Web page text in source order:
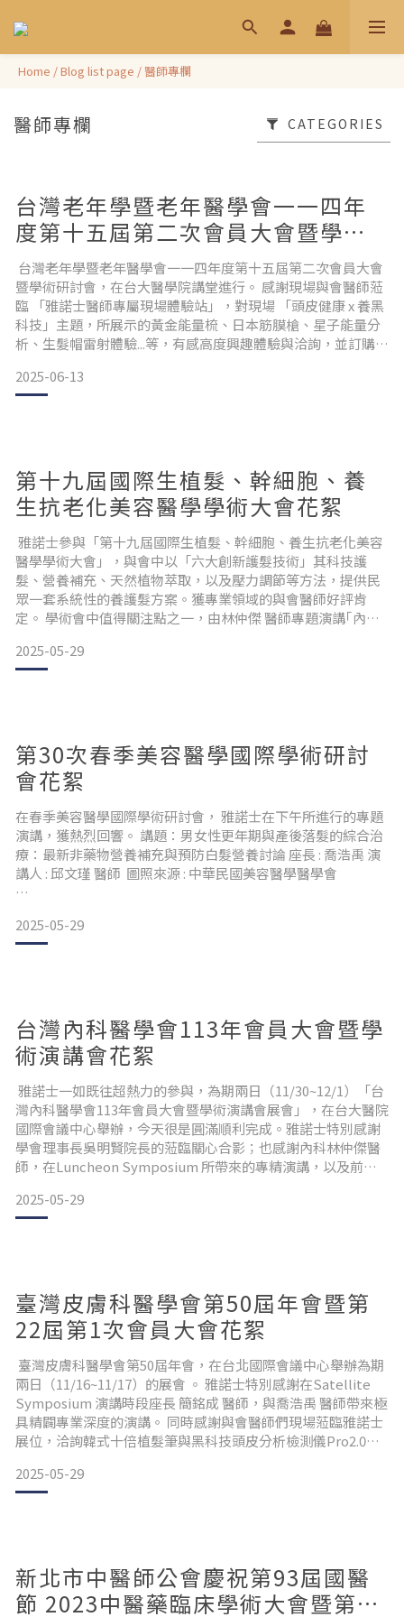
Home /Blog list page /醫師專欄
醫師專欄 CATEGORIES
台灣老年學暨老年醫學會一一四年
度第十五屆第二次會員大會暨學術
研討會花絮
台灣老年學暨老年醫學會一一四年度第十五屆第二次會員大會
暨學術研討會，在台大醫學院講堂進行。 感謝現場與會醫師蒞
臨 「雅諾士醫師專屬現場體驗站」，對現場 「頭皮健康 x 養黑
科技」主題，所展示的黃金能量梳、日本筋膜槍、星子能量分
析、生髮帽雷射體驗...等，有感高度興趣體驗與洽詢，並訂購黑
等。 https://youtu.be/RYxPQNAEq5Q
2025-06-13
第十九屆國際生植髮、幹細胞、養
生抗老化美容醫學學術大會花絮
雅諾士參與「第十九屆國際生植髮、幹細胞、養生抗老化美容
醫學學術大會」，與會中以「六大創新護髮技術」其科技護
髮、營養補充、天然植物萃取，以及壓力調節等方法，提供民
眾一套系統性的養護髮方案。獲專業領域的與會醫師好評肯
定。 學術會中值得關注點之一，由林仲傑 醫師專題演講｢內科
身體健康失衡的警訊，與壓力、飲食、生活習慣息息相關。改
善落髮須透過跨領域的專業合作，從營養、運動、姿勢和心理
2025-05-29
第30次春季美容醫學國際學術研討
會花絮
在春季美容醫學國際學術研討會， 雅諾士在下午所進行的專題
演講，獲熱烈回響。 講題：男女性更年期與產後落髮的綜合治
療：最新非藥物營養補充與預防白髮營養討論 座長 : 喬浩禹 演
講人 : 邱文瑾 醫師 圖照來源 : 中華民國美容醫學醫學會
2025-05-29
台灣內科醫學會113年會員大會暨學
術演講會花絮
雅諾士一如既往超熱力的參與，為期兩日（11/30~12/1）「台
灣內科醫學會113年會員大會暨學術演講會展會」，在台大醫院
國際會議中心舉辦，今天很是圓滿順利完成。雅諾士特別感謝
學會理事長吳明賢院長的蒞臨關心合影；也感謝內科林仲傑醫
師，在Luncheon Symposium 所帶來的專精演講，以及前來
2025-05-29
臺灣皮膚科醫學會第50屆年會暨第
22屆第1次會員大會花絮
臺灣皮膚科醫學會第50屆年會，在台北國際會議中心舉辦為期
兩日（11/16~11/17）的展會 。 雅諾士特別感謝在Satellite
Symposium 演講時段座長 簡銘成 醫師，與喬浩禹 醫師帶來極
具精闢專業深度的演講。 同時感謝與會醫師們現場蒞臨雅諾士
展位，洽詢韓式十倍植髮筆與黑科技頭皮分析檢測儀Pro2.0，
2025-05-29
新北市中醫師公會慶祝第93屆國醫
節 2023中醫藥臨床學術大會暨第5